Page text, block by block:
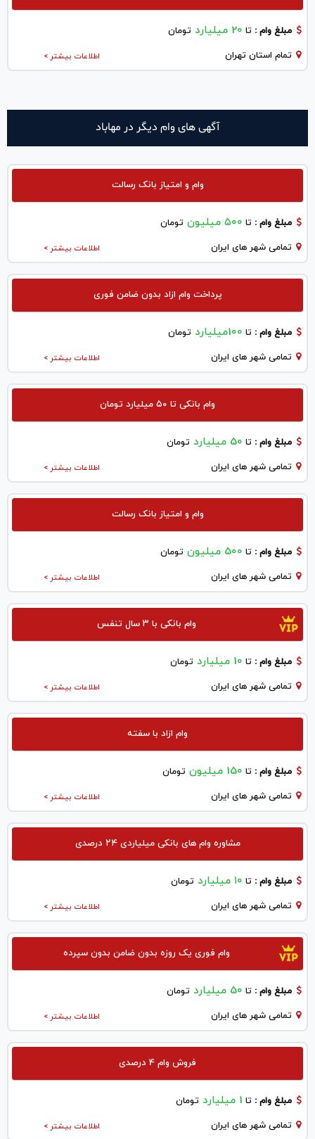
مبلغ وام : تا 20 میلیارد تومان
اطلاعات بیشتر > تمام استان تهران
آگهی های وام دیگر در مهاباد
وام و امتیاز بانک رسالت
مبلغ وام : تا ۵۰۰ میلیون تومان
اطلاعات بیشتر > تمامی شهر های ایران
پرداخت وام ازاد بدون ضامن فوری
مبلغ وام : تا 100میلیارد تومان
اطلاعات بیشتر > تمامی شهر های ایران
وام بانکی تا ۵۰ میلیارد تومان
مبلغ وام : تا 50 میلیارد تومان
اطلاعات بیشتر > تمامی شهر های ایران
وام و امتیاز بانک رسالت
مبلغ وام : تا 500 میلیون تومان
اطلاعات بیشتر > تمامی شهر های ایران
وام بانکی با ۳ سال تنفس
مبلغ وام : تا 10 میلیارد تومان
اطلاعات بیشتر > تمامی شهر های ایران
وام ازاد با سفته
مبلغ وام : تا 150 میلیون تومان
اطلاعات بیشتر > تمامی شهر های ایران
مشاوره وام های بانکی میلیاردی ۲۴ درصدی
مبلغ وام : تا ۱۰ میلیارد تومان
اطلاعات بیشتر > تمامی شهر های ایران
وام فوری یک روزه بدون ضامن بدون سپرده
مبلغ وام : تا 50 میلیارد تومان
اطلاعات بیشتر > تمامی شهر های ایران
فروش وام 4 درصدی
مبلغ وام : تا 1 میلیارد تومان
اطلاعات بیشتر > تمامی شهر های ایران